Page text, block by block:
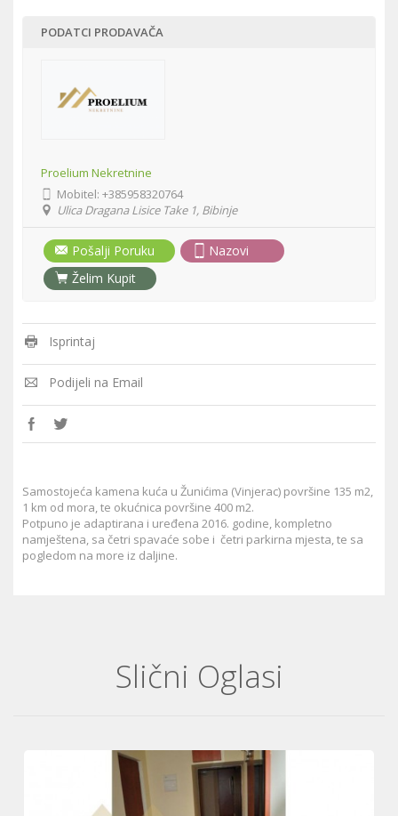
PODATCI PRODAVAČA
Proelium Nekretnine
Mobitel:+385958320764
Ulica Dragana Lisice Take 1, Bibinje
Pošalji Poruku
Nazovi
Želim Kupit
Isprintaj
Podijeli na Email
Samostojeća kamena kuća u Žunićima (Vinjerac) površine 135 m2,
1 km od mora, te okućnica površine 400 m2.
Potpuno je adaptirana i uređena 2016. godine, kompletno
namještena, sa četri spavaće sobe i četri parkirna mjesta, te sa
pogledom na more iz daljine.
Slični Oglasi